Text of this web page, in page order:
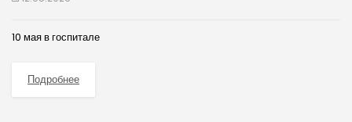
10 мая в госпитале
Подробнее